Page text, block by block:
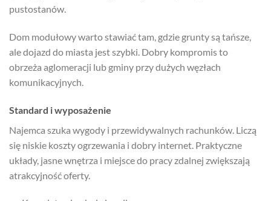
pustostanów.
Dom modułowy warto stawiać tam, gdzie grunty są tańsze,
ale dojazd do miasta jest szybki. Dobry kompromis to
obrzeża aglomeracji lub gminy przy dużych węzłach
komunikacyjnych.
Standard i wyposażenie
Najemca szuka wygody i przewidywalnych rachunków. Liczą
się niskie koszty ogrzewania i dobry internet. Praktyczne
układy, jasne wnętrza i miejsce do pracy zdalnej zwiększają
atrakcyjność oferty.